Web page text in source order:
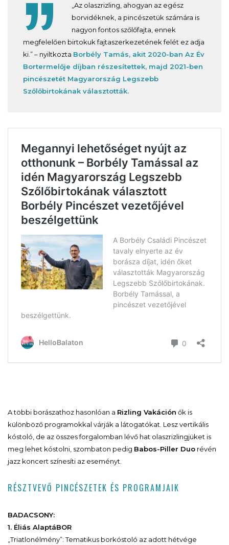
„Az olaszrizling, ahogyan az egész
borvidéknek, a pincészetük számára is
nagyon fontos szőlőfajta, ennek
megfelelően birtokuk fajtaszerkezetének felét ez adja
ki.” – nyiltkozta Borbély Tamás, akit 2020-ban Az Év
Bortermelője díjban részesítettek, majd 2021-ben
pincészetét Magyarország Legszebb
Szőlőbirtokának választották.
A többi borászathoz hasonlóan a Rizling Vakáción ők is
különböző programokkal várják a látogatókat. Lesz vertikális
kóstoló, de az összes forgalomban lévő hat olaszrizlingjüket is
meg lehet kóstolni, szombaton pedig Babos-Piller Duo révén
jazz koncert színesíti az eseményt.
RÉSZTVEVŐ PINCÉSZETEK ÉS PROGRAMJAIK
BADACSONY:
1. Éliás AlaptáBOR
„Triatlonélmény”: Tematikus borkóstoló az adott hétvége